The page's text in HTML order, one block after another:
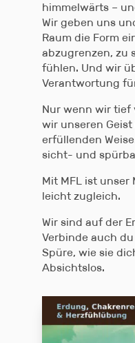
himmelwärts –
Wir geben uns
Raum die Form
abzugrenzen, zu
fühlen. Und wir
Verantwortung
Nur wenn wir tief
wir unseren
erfüllenden
sicht- und
Mit MFL ist
leicht zugleich.
Wir sind auf der
Verbinde auch
Spüre, wie sie
Absichtslos.